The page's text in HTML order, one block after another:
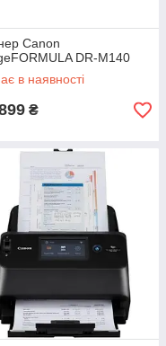
Canon
DR-M140
в наявності
₴